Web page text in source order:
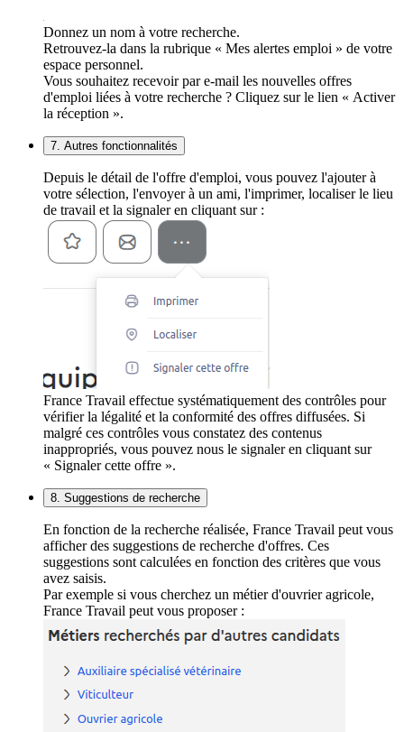
Donnez un nom à votre recherche.
Retrouvez-la dans la rubrique « Mes alertes emploi » de votre
espace personnel.
Vous souhaitez recevoir par e-mail les nouvelles offres
d'emploi liées à votre recherche ? Cliquez sur le lien « Activer
la réception ».
7. Autres fonctionnalités
Depuis le détail de l'offre d'emploi, vous pouvez l'ajouter à
votre sélection, l'envoyer à un ami, l'imprimer, localiser le lieu
de travail et la signaler en cliquant sur :
France Travail effectue systématiquement des contrôles pour
vérifier la légalité et la conformité des offres diffusées. Si
malgré ces contrôles vous constatez des contenus
inappropriés, vous pouvez nous le signaler en cliquant sur
« Signaler cette offre ».
8. Suggestions de recherche
En fonction de la recherche réalisée, France Travail peut vous
afficher des suggestions de recherche d'offres. Ces
suggestions sont calculées en fonction des critères que vous
avez saisis.
Par exemple si vous cherchez un métier d'ouvrier agricole,
France Travail peut vous proposer :